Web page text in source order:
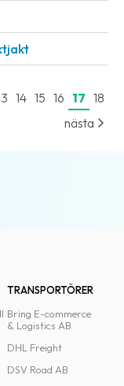
14 15 16 17 18
nästa
TRANSPORTÖRER
Bring E-commerce
& Logistics AB
DHL Freight
DSV Road AB